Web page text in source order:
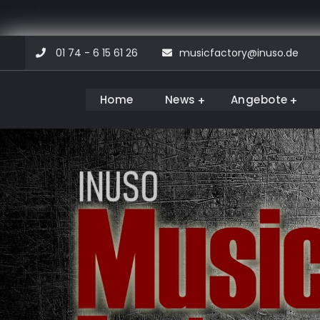
content
01 74 - 6 15 61 26 musicfactory@inuso.de
Musicfactory
Home News Angebote